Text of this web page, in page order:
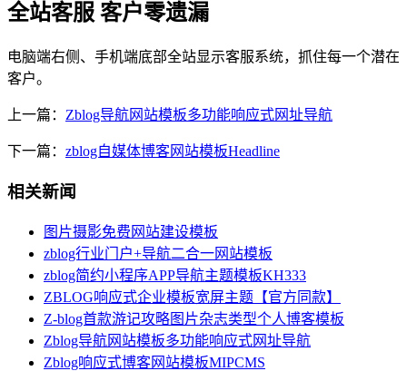
全站客服 客户零遗漏
电脑端右侧、手机端底部全站显示客服系统，抓住每一个潜在
客户。
上一篇： Zblog导航网站模板多功能响应式网址导航
下一篇： zblog自媒体博客网站模板Headline
相关新闻
图片摄影免费网站建设模板
zblog行业门户+导航二合一网站模板
zblog简约小程序APP导航主题模板KH333
ZBLOG响应式企业模板宽屏主题【官方同款】
Z-blog首款游记攻略图片杂志类型个人博客模板
Zblog导航网站模板多功能响应式网址导航
Zblog响应式博客网站模板MIPCMS